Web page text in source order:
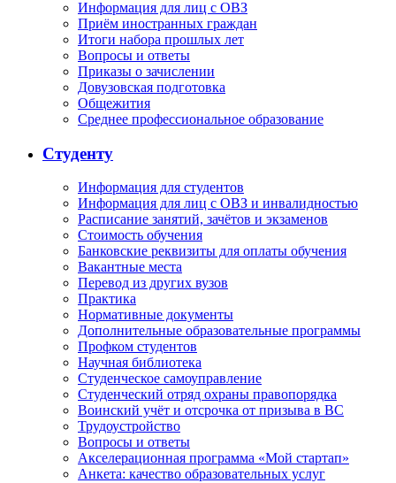
Информация для лиц с ОВЗ
Приём иностранных граждан
Итоги набора прошлых лет
Вопросы и ответы
Приказы о зачислении
Довузовская подготовка
Общежития
Среднее профессиональное образование
Студенту
Информация для студентов
Информация для лиц с ОВЗ и инвалидностью
Расписание занятий, зачётов и экзаменов
Стоимость обучения
Банковские реквизиты для оплаты обучения
Вакантные места
Перевод из других вузов
Практика
Нормативные документы
Дополнительные образовательные программы
Профком студентов
Научная библиотека
Студенческое самоуправление
Студенческий отряд охраны правопорядка
Воинский учёт и отсрочка от призыва в ВС
Трудоустройство
Вопросы и ответы
Акселерационная программа «Мой стартап»
Анкета: качество образовательных услуг